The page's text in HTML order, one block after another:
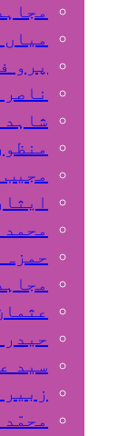
پرو
شاہد
حیدر
سید